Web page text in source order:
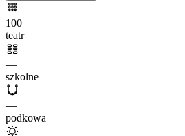
100
teatr
—
szkolne
—
podkowa